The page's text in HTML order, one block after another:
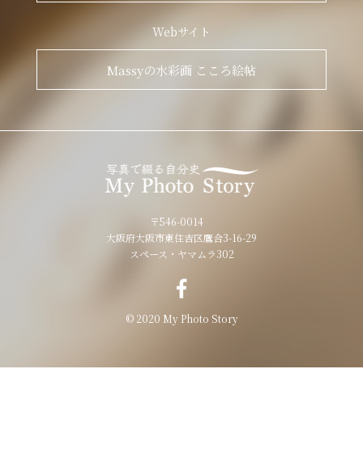
Webサイト
Massyの水彩画 こころ絵帖
〒546-0014
大阪府大阪市東住吉区鷹合3-16-29
スペース・ヤマムラ302
© 2020 My Photo Story